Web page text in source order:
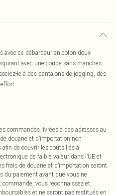
avec ce débardeur en coton doux
avec une coupe sans manches
le à des pantalons de jogging, des
commandes livrées à des adresses au
douane et d’importation non
de couvrir les coûts liés à
de faible valeur dans l’UE et
frais de douane et d’importation seront
du paiement avant que vous ne
vous reconnaissez et
et ne seront pas restitués en